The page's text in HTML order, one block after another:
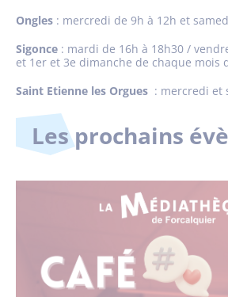
Ongles : mercredi de 9h à 12h et
Sigonce : mardi de 16h à 18h30 /
et 1er et 3e dimanche de chaque mois
Saint Etienne les Orgues : mercredi et
Les prochains